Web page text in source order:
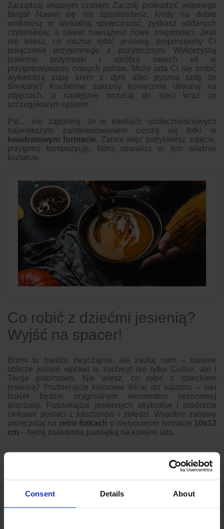
Consent Details About
Zarządzaj własnym czasem Zacznij prowadzić własnego
bloga! Nawet się nie spostrzeżesz, kiedy na dobre
wnikniesz w wirtualną społeczność, zyskasz oddanych
czytelników, a nawet nawiążesz nowe znajomości. Jeśli
nie wiesz, co można robić jesienią, proponujemy Ci
połączenie przyjemnego z pożytecznym. Wykorzystaj
jesienne przysmaki i spróbuj swoich sił w
przygotowywaniu nowych potraw. Może uda Ci się zrobić
wykwintną zupę krem z dyni albo pyszną tartę ze
śliwkami? Kuchenne sukcesy koniecznie utrwalaj na
zdjęciach, a następnie wrzucaj do sieci wraz ze
szczegółowym opisem.
Pst… nie zapomnij, że w mediach społecznościowych
największym zainteresowaniem cieszą się fotki w
kwadratowym formacie. Zanim więc pstrykniesz zdjęcie,
przygotuj kompozycję, którą utrwalisz w tym właśnie
kształcie.
Co robić z dziećmi jesienią?
Wyjść na spacer!
Brzmi to bardzo zwyczajnie, ale zaufaj nam – barwne
oblicze jesieni wprawi w zachwyt nie tylko Ciebie, ale i
Twoje potomstwo. Nie wiesz, co robić z dzieckiem
jesienią? Pozbierajcie kolorowe liście do wazonu – taki
bukiet będzie oryginalnym elementem sezonowej
aranżacji. Poszukajcie jesiennych atrybutów i stwórzcie
ciekawe postaci z kasztanów i żołędzi. Wspólne zabawy
uwieczniaj na retro fotkach o nietypowym formacie 10x13
cm – będą znakomitą pamiątką na kolejne lata.